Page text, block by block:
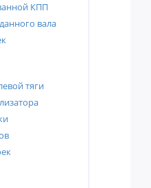
КПП
вала
тяги